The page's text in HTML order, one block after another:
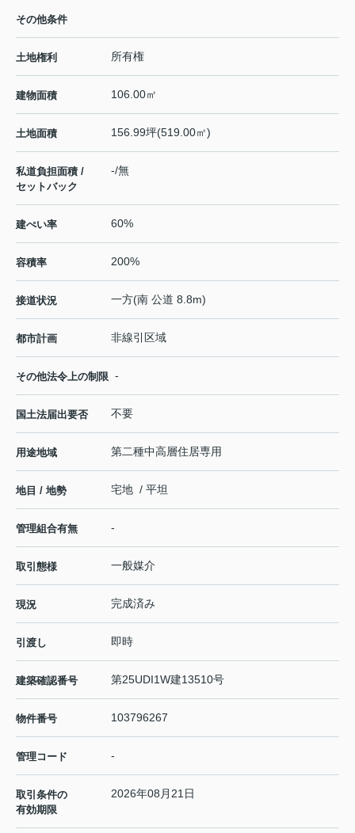
その他条件
土地権利 所有権
建物面積 106.00㎡
土地面積 156.99坪(519.00㎡)
私道負担面積 /
セットバック
-/無
建ぺい率 60%
容積率 200%
接道状況 一方(南 公道 8.8m)
都市計画 非線引区域
その他法令上の制限 -
国土法届出要否 不要
用途地域 第二種中高層住居専用
地目 / 地勢 宅地 / 平坦
管理組合有無 -
取引態様 一般媒介
現況 完成済み
引渡し 即時
建築確認番号 第25UDI1W建13510号
物件番号 103796267
管理コード -
取引条件の
有効期限
2026年08月21日